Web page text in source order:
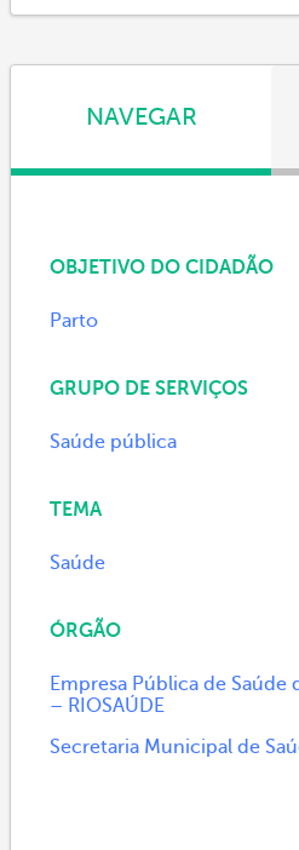
NAVEGAR
OBJETIVO DO CIDADÃO
Parto
GRUPO DE SERVIÇOS
Saúde pública
TEMA
Saúde
ÓRGÃO
Empresa Pública de Saúde
– RIOSAÚDE
Secretaria Municipal de